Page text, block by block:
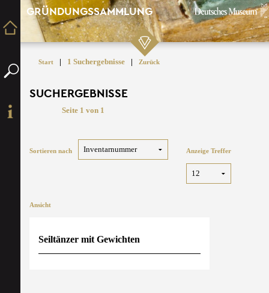
GRÜNDUNGSSAMMLUNG
Start | 1 Suchergebnisse | Zurück
SUCHERGEBNISSE
Seite 1 von 1
Sortieren nach Anzeige Treffer
Ansicht
Seiltänzer mit Gewichten